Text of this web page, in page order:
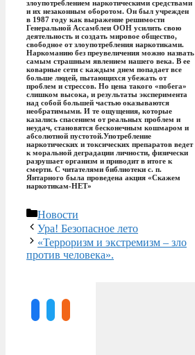
злоупотреблением наркотическими средствами
и их незаконным оборотом. Он был учрежден
в 1987 году как выражение решимости
Генеральной Ассамблеи ООН усилить свою
деятельность и создать мировое общество,
свободное от злоупотребления наркотиками.
Наркоманию без преувеличения можно назвать
самым страшным явлением нашего века. В ее
коварные сети с каждым днем попадает все
больше людей, пытающихся убежать от
проблем и стрессов. Но цена такого «побега»
слишком высока, и результаты эксперимента
над собой большей частью оказываются
необратимыми. И те ощущения, которые
казались спасением от реальных проблем и
неудач, становятся бесконечным кошмаром и
абсолютной пустотой.Употребление
наркотических и токсических препаратов ведет
к моральной деградации личности, физически
разрушает организм и приводит в итоге к
смерти. С читателями библиотеки с. п.
Янтарного была проведена акция «Скажем
наркотикам-НЕТ»
Рубрики
Новости
Ура! Безопасное лето
«Терроризм и экстремизм – зло
против человека».